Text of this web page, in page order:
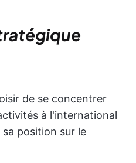
de se concentrer
à l'international
position sur le